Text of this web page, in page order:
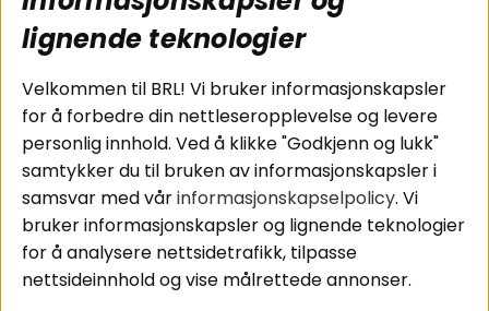
Koblingsguide for
subwoofers
Tilkobling av
bilforsterker
Koblingsguide for
midbasser
Butikker
Våre ambassadører
- Team BRL
Cookies
Kjøpsvilkår
Personvernpolicy
Service / Garanti /
Retur
lignende teknologier
Velkommen til BRL! Vi bruker informasjonskapsler
for å forbedre din nettleseropplevelse og levere
personlig innhold. Ved å klikke "Godkjenn og lukk"
samtykker du til bruken av informasjonskapsler i
samsvar med vårinformasjonskapselpolicy. Vi
bruker informasjonskapsler og lignende teknologier
for å analysere nettsidetrafikk, tilpasse
nettsideinnhold og vise målrettede annonser.